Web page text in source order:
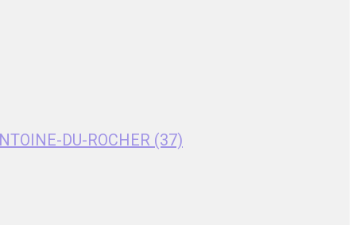
DU-ROCHER (37)